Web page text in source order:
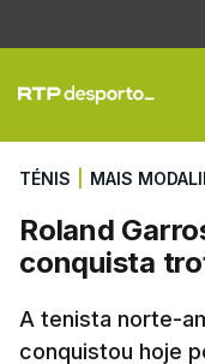
Roland
TÉNIS MAIS
Roland
conquista
A tenista norte-
conquistou hoje